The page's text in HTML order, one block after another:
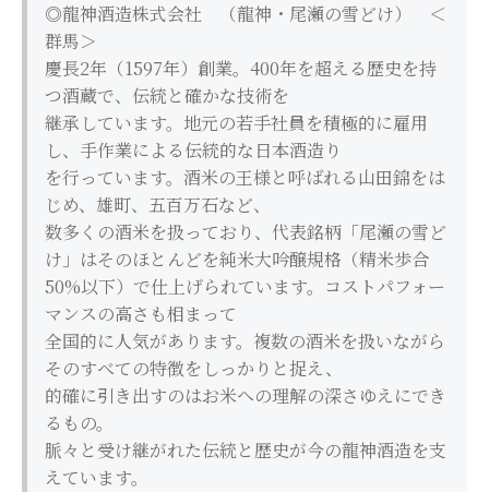
◎龍神酒造株式会社 （龍神・尾瀬の雪どけ） ＜
群馬＞
慶長2年（1597年）創業。400年を超える歴史を持
つ酒蔵で、伝統と確かな技術を
継承しています。地元の若手社員を積極的に雇用
し、手作業による伝統的な日本酒造り
を行っています。酒米の王様と呼ばれる山田錦をは
じめ、雄町、五百万石など、
数多くの酒米を扱っており、代表銘柄「尾瀬の雪ど
け」はそのほとんどを純米大吟醸規格（精米歩合
50%以下）で仕上げられています。コストパフォー
マンスの高さも相まって
全国的に人気があります。複数の酒米を扱いながら
そのすべての特徴をしっかりと捉え、
的確に引き出すのはお米への理解の深さゆえにでき
るもの。
脈々と受け継がれた伝統と歴史が今の龍神酒造を支
えています。